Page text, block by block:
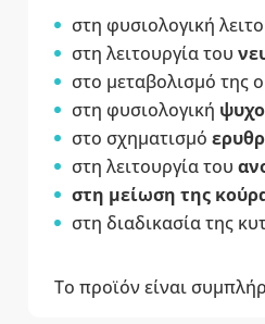
στη φυσιολογική
στη λειτουργία του
στo μεταβολισμό της
στη φυσιολογική
στο σχηματισμό
στη λειτουργία του
στη μείωση της
στη διαδικασία της
Το προϊόν είναι